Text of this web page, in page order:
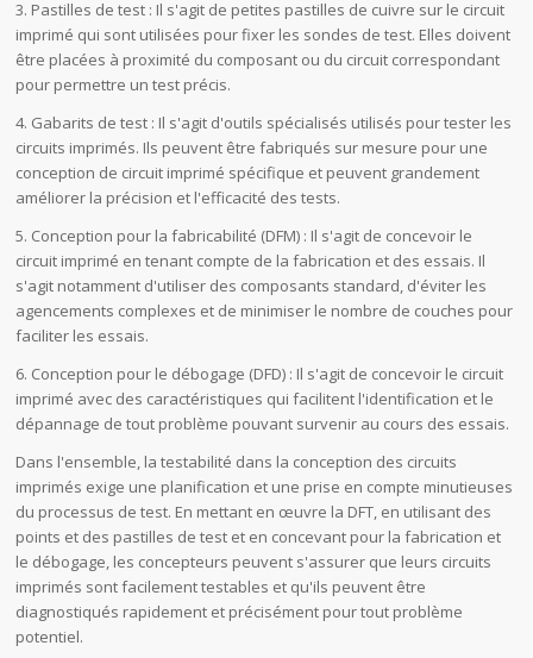
3. Pastilles de test : Il s'agit de petites pastilles de cuivre sur le circuit
imprimé qui sont utilisées pour fixer les sondes de test. Elles doivent
être placées à proximité du composant ou du circuit correspondant
pour permettre un test précis.
4. Gabarits de test : Il s'agit d'outils spécialisés utilisés pour tester les
circuits imprimés. Ils peuvent être fabriqués sur mesure pour une
conception de circuit imprimé spécifique et peuvent grandement
améliorer la précision et l'efficacité des tests.
5. Conception pour la fabricabilité (DFM) : Il s'agit de concevoir le
circuit imprimé en tenant compte de la fabrication et des essais. Il
s'agit notamment d'utiliser des composants standard, d'éviter les
agencements complexes et de minimiser le nombre de couches pour
faciliter les essais.
6. Conception pour le débogage (DFD) : Il s'agit de concevoir le circuit
imprimé avec des caractéristiques qui facilitent l'identification et le
dépannage de tout problème pouvant survenir au cours des essais.
Dans l'ensemble, la testabilité dans la conception des circuits
imprimés exige une planification et une prise en compte minutieuses
du processus de test. En mettant en œuvre la DFT, en utilisant des
points et des pastilles de test et en concevant pour la fabrication et
le débogage, les concepteurs peuvent s'assurer que leurs circuits
imprimés sont facilement testables et qu'ils peuvent être
diagnostiqués rapidement et précisément pour tout problème
potentiel.